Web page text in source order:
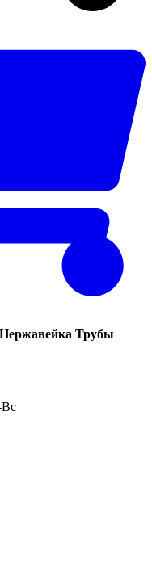
Нержавейка Трубы
Вс